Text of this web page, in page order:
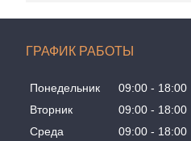
ГРАФИК РАБОТЫ
Понедельник 09:00 18:00
Вторник
09:00 18:00
Среда
09:00 18:00